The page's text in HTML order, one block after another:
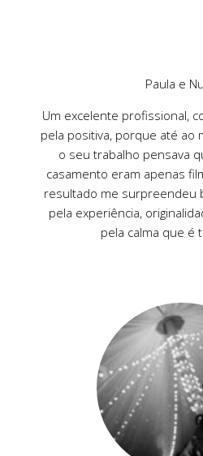
Paula e
Um excelente profissional,
pela positiva, porque até ao
o seu trabalho pensava
casamento eram apenas
resultado me surpreendeu
pela experiência,
pela calma que é